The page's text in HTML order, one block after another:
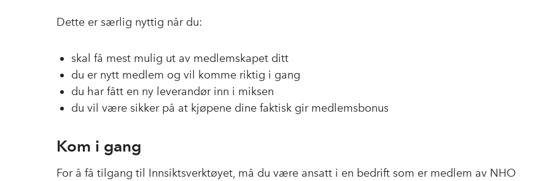
Dette er særlig nyttig når du:
skal få mest mulig ut av medlemskapet ditt
du er nytt medlem og vil komme riktig i gang
du har fått en ny leverandør inn i miksen
du vil være sikker på at kjøpene dine faktisk gir medlemsbonus
Kom i gang
For å få tilgang til Innsiktsverktøyet, må du være ansatt i en bedrift som er medlem av NHO